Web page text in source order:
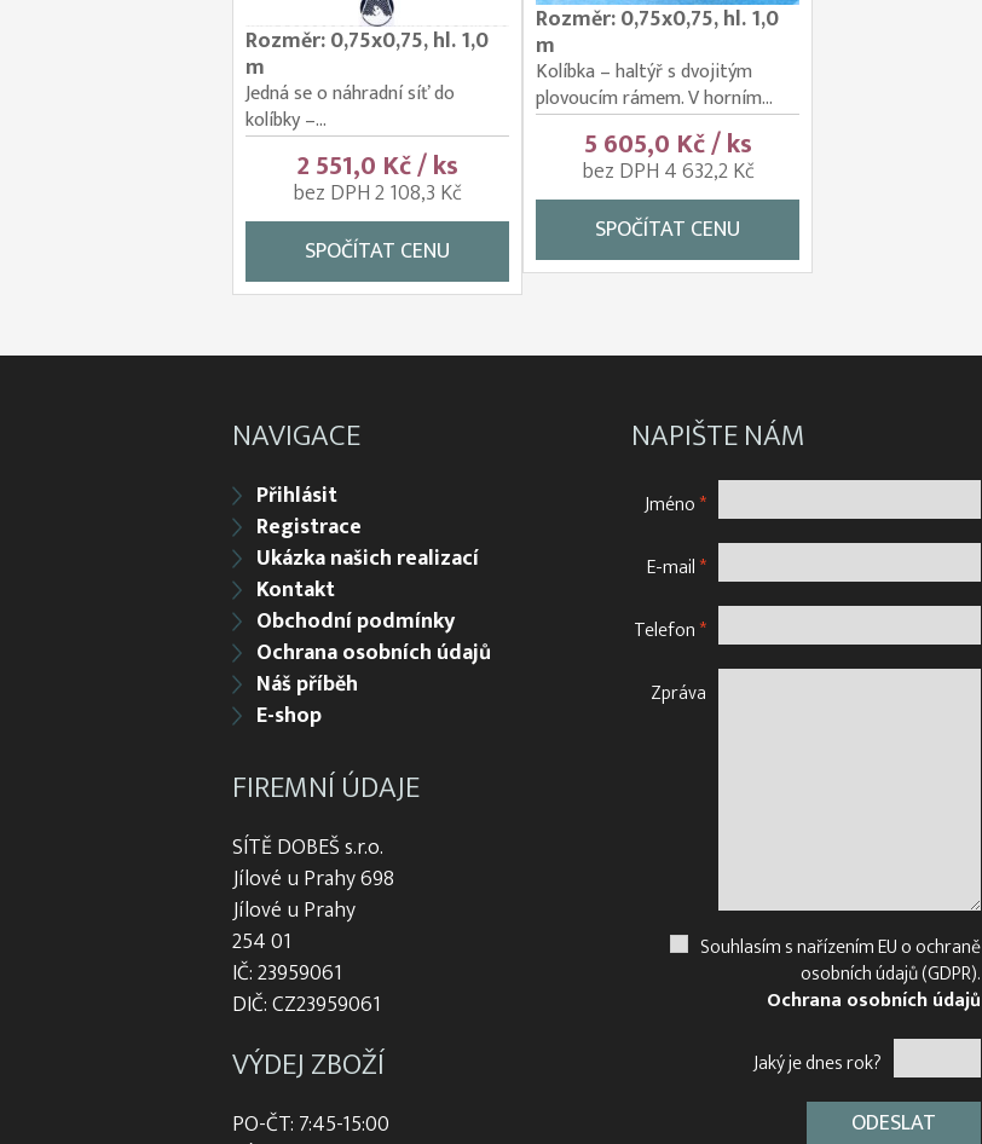
Rozměr: 0,75x0,75, hl. 1,0
m
Jedná se o náhradní síť do
kolíbky –...
2 551,0 Kč / ks
bez DPH 2 108,3 Kč
SPOČÍTAT CENU
Rozměr: 0,75x0,75, hl. 1,0
m
Kolíbka – haltýř s dvojitým
plovoucím rámem. V horním...
5 605,0 Kč / ks
bez DPH 4 632,2 Kč
SPOČÍTAT CENU
NAVIGACE
Přihlásit
Registrace
Ukázka našich realizací
Kontakt
Obchodní podmínky
Ochrana osobních údajů
Náš příběh
E-shop
FIREMNÍ ÚDAJE
SÍTĚ DOBEŠ s.r.o.
Jílové u Prahy 698
Jílové u Prahy
254 01
IČ: 23959061
DIČ: CZ23959061
VÝDEJ ZBOŽÍ
PO-ČT: 7:45-15:00
NAPIŠTE NÁM
Jméno*
E-mail*
Telefon*
Zpráva
Souhlasím s nařízením EU o ochraně
osobních údajů (GDPR).
Ochrana osobních údajů
Jaký je dnes rok?